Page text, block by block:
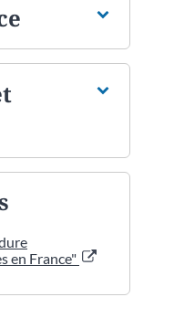
en France"